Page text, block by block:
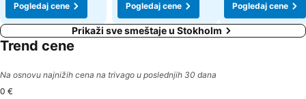
Pogledaj cene
Pogledaj cene
Pogledaj cene
Prikaži sve smeštaje u Stokholm
Trend cene
Na osnovu najnižih cena na trivago u poslednjih 30 dana
0 €